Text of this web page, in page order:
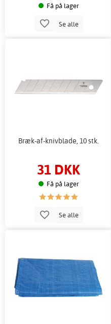
Få på lager
Se alle
Bræk-af-knivblade, 10 stk.
31 DKK
Få på lager
Se alle